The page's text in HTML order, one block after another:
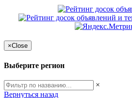
×Close
Выберите регион
×
Вернуться назад